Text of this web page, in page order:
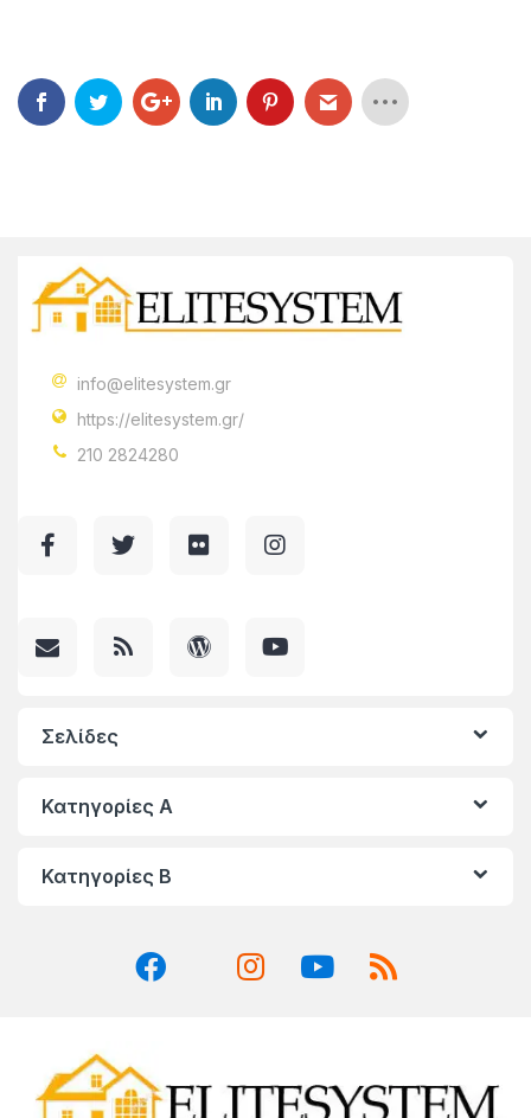
info@elitesystem.gr
https://elitesystem.gr/
210 2824280
Σελίδες
Κατηγορίες A
Κατηγορίες Β